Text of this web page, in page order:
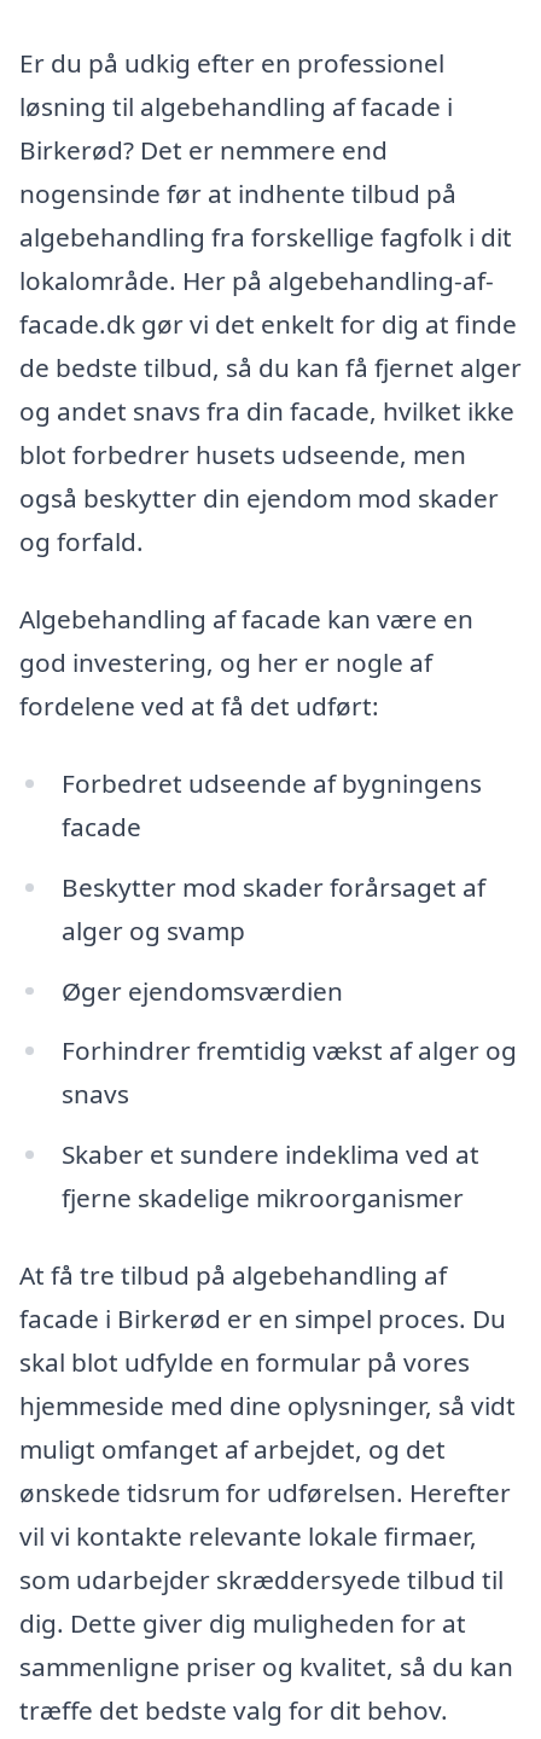
Er du på udkig efter en professionel
løsning til algebehandling af facade i
Birkerød? Det er nemmere end
nogensinde før at indhente tilbud på
algebehandling fra forskellige fagfolk i dit
lokalområde. Her på algebehandling-af-
facade.dk gør vi det enkelt for dig at finde
de bedste tilbud, så du kan få fjernet alger
og andet snavs fra din facade, hvilket ikke
blot forbedrer husets udseende, men
også beskytter din ejendom mod skader
og forfald.
Algebehandling af facade kan være en
god investering, og her er nogle af
fordelene ved at få det udført:
Forbedret udseende af bygningens
facade
Beskytter mod skader forårsaget af
alger og svamp
Øger ejendomsværdien
Forhindrer fremtidig vækst af alger og
snavs
Skaber et sundere indeklima ved at
fjerne skadelige mikroorganismer
At få tre tilbud på algebehandling af
facade i Birkerød er en simpel proces. Du
skal blot udfylde en formular på vores
hjemmeside med dine oplysninger, så vidt
muligt omfanget af arbejdet, og det
ønskede tidsrum for udførelsen. Herefter
vil vi kontakte relevante lokale firmaer,
som udarbejder skræddersyede tilbud til
dig. Dette giver dig muligheden for at
sammenligne priser og kvalitet, så du kan
træffe det bedste valg for dit behov.